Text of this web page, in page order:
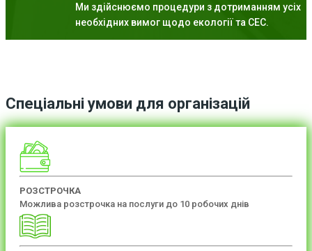
Ми здійснюємо процедури з дотриманням усіх
необхідних вимог щодо екології та СЕС.
Спеціальні умови для організацій
РОЗСТРОЧКА
Можлива розстрочка на послуги до 10 робочих днів